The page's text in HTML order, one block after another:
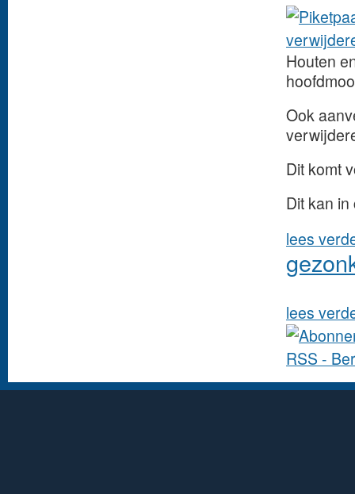
Houten
Ook
Dit komt
Dit kan
lees
lees